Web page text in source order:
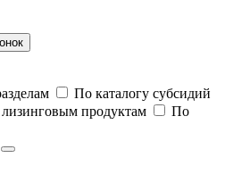
По каталогу субсидий
продуктам
По